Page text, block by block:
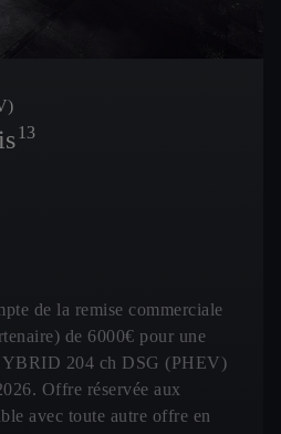
13
de la remise commerciale
de 6000€ pour une
204 ch DSG (PHEV)
Offre réservée aux
avec toute autre offre en